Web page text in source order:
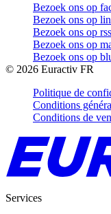
Bezoek ons op
Bezoek ons op
Bezoek ons op
Bezoek ons op
Bezoek ons op
© 2026 Euractiv FR
Politique de
Conditions
Conditions de
Services